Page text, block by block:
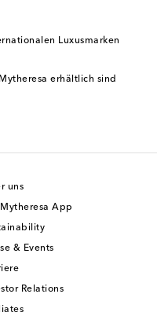
Luxusmarken
erhältlich sind
uns
App
& Events
Relations